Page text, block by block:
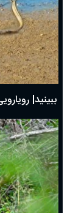
ببینید|